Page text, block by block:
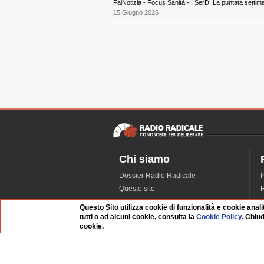
FaiNotizia - Focus Sanità - I SerD. La puntata
15 Giugno 2026
Chi siamo
Dossier Radio Radicale
Questo sito
L'Archivio
Redazione
Questo Sito utilizza cookie di funzionalità e cookie
tutti o ad alcuni cookie, consulta laCookie Policy.
cookie.